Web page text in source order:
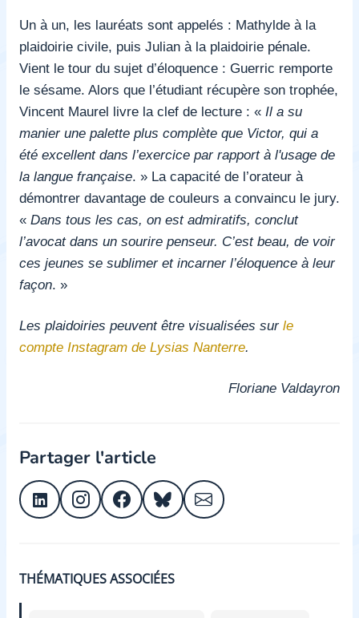
Un à un, les lauréats sont appelés : Mathylde à la
plaidoirie civile, puis Julian à la plaidoirie pénale.
Vient le tour du sujet d’éloquence : Guerric remporte
le sésame. Alors que l’étudiant récupère son trophée,
Vincent Maurel livre la clef de lecture : « Il a su
manier une palette plus complète que Victor, qui a
été excellent dans l’exercice par rapport à l'usage de
la langue française. » La capacité de l’orateur à
démontrer davantage de couleurs a convaincu le jury.
« Dans tous les cas, on est admiratifs, conclut
l’avocat dans un sourire penseur. C’est beau, de voir
ces jeunes se sublimer et incarner l’éloquence à leur
façon. »
Les plaidoiries peuvent être visualisées sur le
compte Instagram de Lysias Nanterre.
Floriane Valdayron
Partager l'article
THÉMATIQUES ASSOCIÉES